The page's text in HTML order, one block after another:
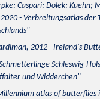
Caspari; Dolek; Kuehn;
- Verbreitungsatlas der
2012 - Ireland's
Schleswig-
und Widderchen
atlas of butterflies